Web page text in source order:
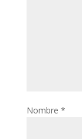
Nombre *